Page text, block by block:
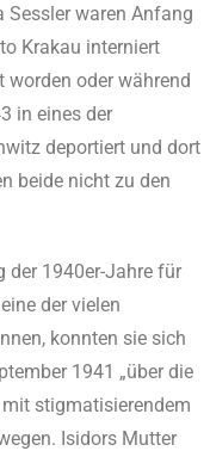
Sessler waren Anfang
Krakau interniert
worden oder während
in eines der
deportiert und dort
beide nicht zu den
der 1940er-Jahre für
der vielen
konnten sie sich
1941 „über die
stigmatisierendem
Isidors Mutter